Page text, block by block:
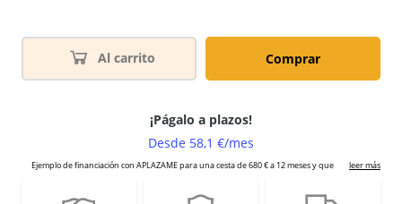
Al carrito Comprar